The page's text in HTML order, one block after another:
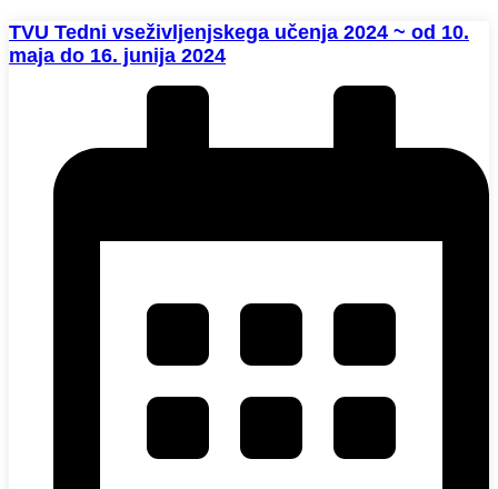
TVU Tedni vseživljenjskega učenja 2024 ~ od 10.
maja do 16. junija 2024